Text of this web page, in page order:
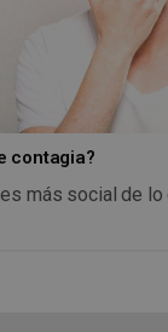
contagia?
más social de lo